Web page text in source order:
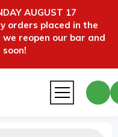
AUGUST 17
orders placed in the
reopen our bar and
soon!